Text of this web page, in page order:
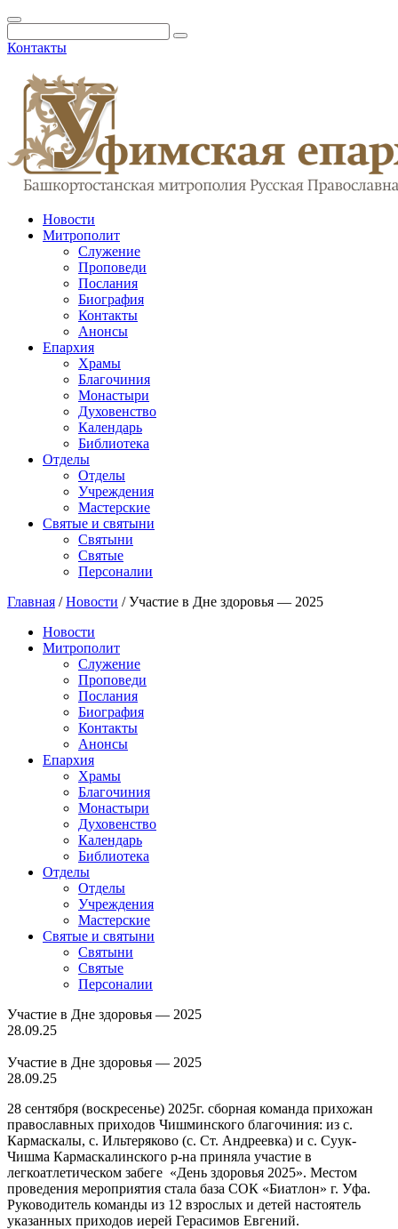
Контакты
Новости
Митрополит
Служение
Проповеди
Послания
Биография
Контакты
Анонсы
Епархия
Храмы
Благочиния
Монастыри
Духовенство
Календарь
Библиотека
Отделы
Отделы
Учреждения
Мастерские
Святые и святыни
Cвятыни
Cвятые
Персоналии
Главная /Новости /Участие в Дне здоровья — 2025
Новости
Митрополит
Служение
Проповеди
Послания
Биография
Контакты
Анонсы
Епархия
Храмы
Благочиния
Монастыри
Духовенство
Календарь
Библиотека
Отделы
Отделы
Учреждения
Мастерские
Святые и святыни
Cвятыни
Cвятые
Персоналии
Участие в Дне здоровья — 2025
28.09.25
Участие в Дне здоровья — 2025
28.09.25
28 сентября (воскресенье) 2025г. сборная команда прихожан
православных приходов Чишминского благочиния: из с.
Кармаскалы, с. Ильтеряково (с. Ст. Андреевка) и с. Суук-
Чишма Кармаскалинского р-на приняла участие в
легкоатлетическом забеге «День здоровья 2025». Местом
проведения мероприятия стала база СОК «Биатлон» г. Уфа.
Руководитель команды из 12 взрослых и детей настоятель
указанных приходов иерей Герасимов Евгений.